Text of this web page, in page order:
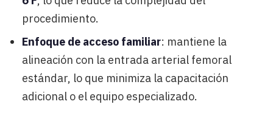
procedimiento.
Enfoque de acceso familiar: mantiene la
alineación con la entrada arterial femoral
estándar, lo que minimiza la capacitación
adicional o el equipo especializado.